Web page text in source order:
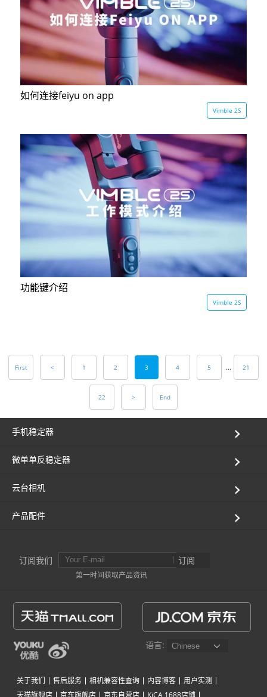
如何连接feiyu on app
Vimble 2S
功能键介绍
Vimble 2S
First < 1 2 3 4 5 ... 21
22 > End
手机稳定器
微单单反稳定器
云台相机
产品配件
订阅我们 订阅
第一时间获取产品资讯
语言:
关于我们 售后服务 相机兼容性查询 内容博客
用户实测
天猫旗舰店
京东旗舰店 京东自营店 KiCA 1688店铺